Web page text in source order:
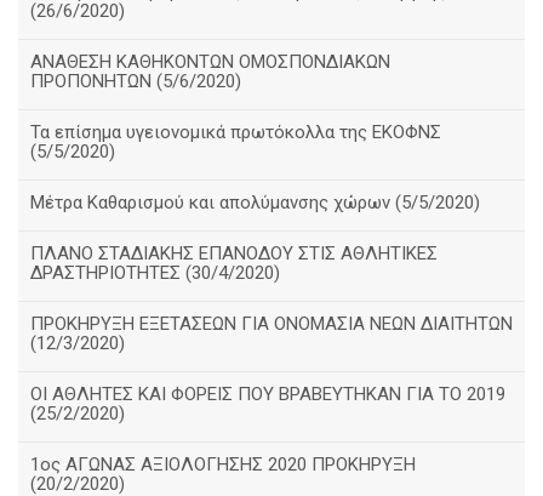
(26/6/2020)
ΑΝΑΘΕΣΗ ΚΑΘΗΚΟΝΤΩΝ ΟΜΟΣΠΟΝΔΙΑΚΩΝ
ΠΡΟΠΟΝΗΤΩΝ (5/6/2020)
Τα επίσημα υγειονομικά πρωτόκολλα της ΕΚΟΦΝΣ
(5/5/2020)
Μέτρα Καθαρισμού και απολύμανσης χώρων (5/5/2020)
ΠΛΑΝΟ ΣΤΑΔΙΑΚΗΣ ΕΠΑΝΟΔΟΥ ΣΤΙΣ ΑΘΛΗΤΙΚΕΣ
ΔΡΑΣΤΗΡΙΟΤΗΤΕΣ (30/4/2020)
ΠΡΟΚΗΡΥΞΗ ΕΞΕΤΑΣΕΩΝ ΓΙΑ ΟΝΟΜΑΣΙΑ ΝΕΩΝ ΔΙΑΙΤΗΤΩΝ
(12/3/2020)
ΟΙ ΑΘΛΗΤΕΣ ΚΑΙ ΦΟΡΕΙΣ ΠΟΥ ΒΡΑΒΕΥΤΗΚΑΝ ΓΙΑ ΤΟ 2019
(25/2/2020)
1ος ΑΓΩΝΑΣ ΑΞΙΟΛΟΓΗΣΗΣ 2020 ΠΡΟΚΗΡΥΞΗ
(20/2/2020)